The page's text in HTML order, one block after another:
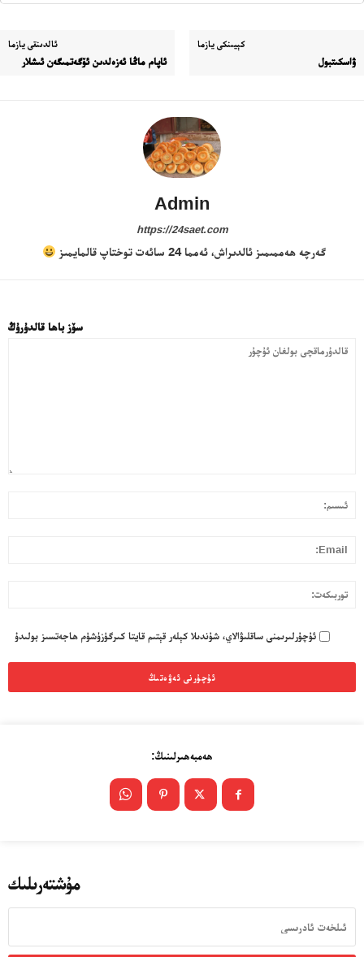
تور بېكىتىمىز
ئالدىنقى يازما
ئاپام ماڭا ئەزەلدىن ئۆگەتمىگەن ئىشلار
كېيىنكى يازما
ۋاسكىتبول
Admin
https://24saet.com
گەرچە ھەممىمىز ئالدىراش، ئەمما 24 سائەت توختاپ قالمايمىز
سۆز باھا قالدۇرۇڭ
ئۇچۇرلىرىمنى ساقلىۋالاي، شۇندىلا كېلەر قېتىم قايتا كىرگۈزۈشۈم ھاجەتسىز بولىدۇ
ھەمبەھىرلىنىڭ:
مۇشتەرىلىك